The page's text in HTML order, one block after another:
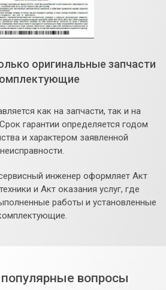
оригинальные запчасти
как на запчасти, так и на
гарантии определяется годом
и характером заявленной
неисправности.
инженер оформляет Акт
и Акт оказания услуг, где
работы и установленные
вопросы